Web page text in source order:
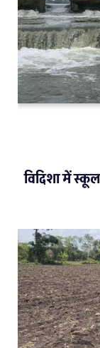
विदिशा में